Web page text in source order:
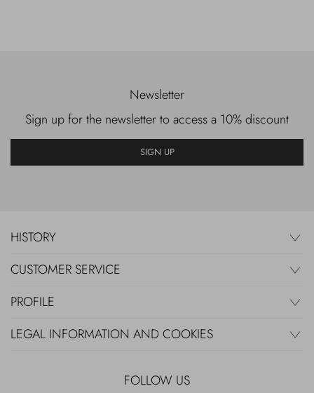
Newsletter
Sign up for the newsletter to access a 10% discount
SIGN UP
HISTORY
CUSTOMER SERVICE
PROFILE
LEGAL INFORMATION AND COOKIES
FOLLOW US